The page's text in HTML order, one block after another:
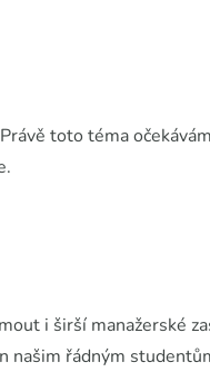
toto téma
i širší manažerské
našim řádným